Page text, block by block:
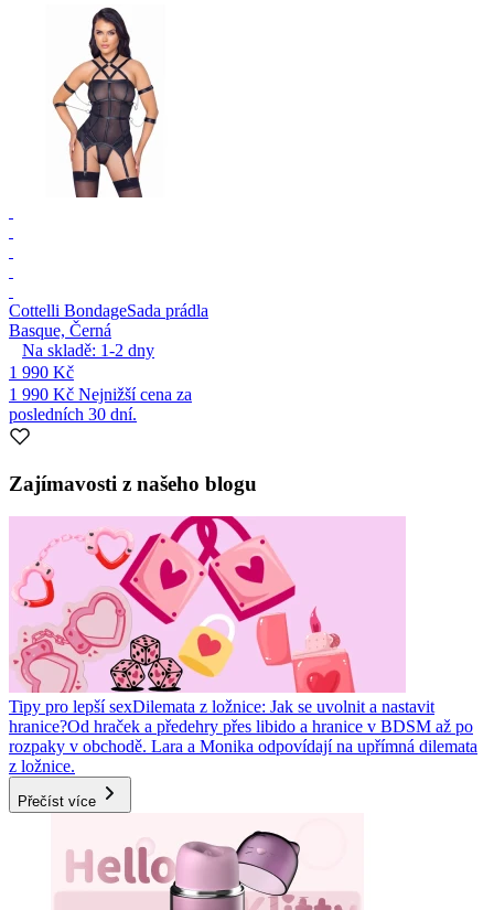
Cottelli BondageSada prádla
Basque, Černá
Na skladě: 1-2 dny
1 990 Kč
1 990 Kč Nejnižší cena za
posledních 30 dní.
Zajímavosti z našeho blogu
Tipy pro lepší sexDilemata z ložnice: Jak se uvolnit a nastavit
hranice?Od hraček a předehry přes libido a hranice v BDSM až po
rozpaky v obchodě. Lara a Monika odpovídají na upřímná dilemata
z ložnice.
Přečíst více